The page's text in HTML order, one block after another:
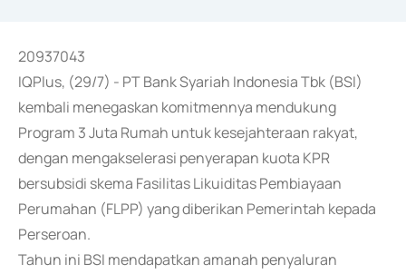
20937043
IQPlus, (29/7) - PT Bank Syariah Indonesia Tbk (BSI)
kembali menegaskan komitmennya mendukung
Program 3 Juta Rumah untuk kesejahteraan rakyat,
dengan mengakselerasi penyerapan kuota KPR
bersubsidi skema Fasilitas Likuiditas Pembiayaan
Perumahan (FLPP) yang diberikan Pemerintah kepada
Perseroan.
Tahun ini BSI mendapatkan amanah penyaluran